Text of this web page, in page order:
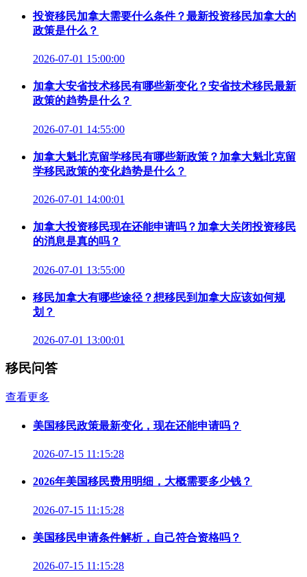
投资移民加拿大需要什么条件？最新投资移民加拿大的
政策是什么？
2026-07-01 15:00:00
加拿大安省技术移民有哪些新变化？安省技术移民最新
政策的趋势是什么？
2026-07-01 14:55:00
加拿大魁北克留学移民有哪些新政策？加拿大魁北克留
学移民政策的变化趋势是什么？
2026-07-01 14:00:01
加拿大投资移民现在还能申请吗？加拿大关闭投资移民
的消息是真的吗？
2026-07-01 13:55:00
移民加拿大有哪些途径？想移民到加拿大应该如何规
划？
2026-07-01 13:00:01
移民问答
查看更多
美国移民政策最新变化，现在还能申请吗？
2026-07-15 11:15:28
2026年美国移民费用明细，大概需要多少钱？
2026-07-15 11:15:28
美国移民申请条件解析，自己符合资格吗？
2026-07-15 11:15:28